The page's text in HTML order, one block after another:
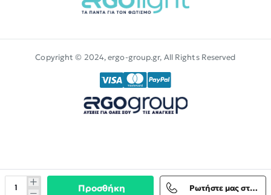
Προσθήκη Ρωτήστε μας στο Viber
Copyright © 2024, ergo-group.gr, All Rights Reserved